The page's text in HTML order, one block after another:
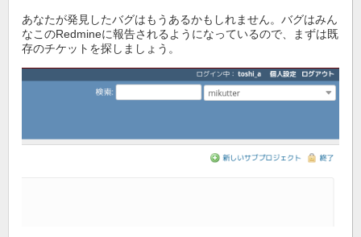
あなたが発見したバグはもうあるかもしれません。バグはみん
なこのRedmineに報告されるようになっているので、まずは既
存のチケットを探しましょう。